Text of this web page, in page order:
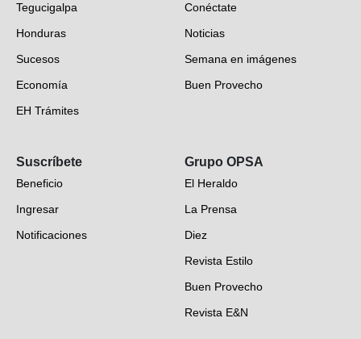
Tegucigalpa
Honduras
Sucesos
Economía
EH Trámites
EH Verifica
Fotogalerías
Deportes
Videos
Conéctate
Noticias
Semana en imágenes
Buen Provecho
Suscríbete
Beneficio
Ingresar
Notificaciones
Grupo OPSA
El Heraldo
La Prensa
Diez
Revista Estilo
Buen Provecho
Revista E&N